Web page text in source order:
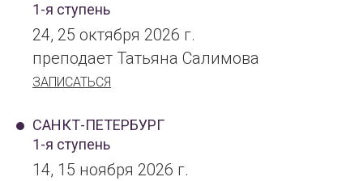
1-я ступень
24, 25 октября 2026 г.
преподает Татьяна Салимова
ЗАПИСАТЬСЯ
САНКТ-ПЕТЕРБУРГ
1-я ступень
14, 15 ноября 2026 г.